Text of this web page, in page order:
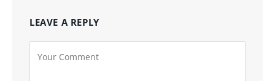
LEAVE A REPLY